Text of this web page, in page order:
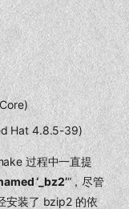
Hat 4.8.5-39)
过程中一直提
‘_bz2’“，尽管
装了 bzip2 的依